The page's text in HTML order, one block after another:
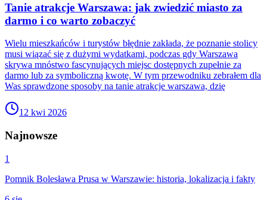
Tanie atrakcje Warszawa: jak zwiedzić miasto za
darmo i co warto zobaczyć
Wielu mieszkańców i turystów błędnie zakłada, że poznanie stolicy
musi wiązać się z dużymi wydatkami, podczas gdy Warszawa
skrywa mnóstwo fascynujących miejsc dostępnych zupełnie za
darmo lub za symboliczną kwotę. W tym przewodniku zebrałem dla
Was sprawdzone sposoby na tanie atrakcje warszawa, dzię
12 kwi 2026
Najnowsze
1
Pomnik Bolesława Prusa w Warszawie: historia, lokalizacja i fakty